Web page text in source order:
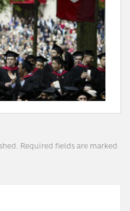
Required fields are marked